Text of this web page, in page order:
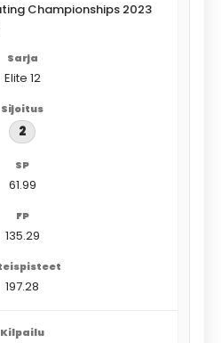
Championships 2023
Elite 12
2
61.99
135.29
197.28